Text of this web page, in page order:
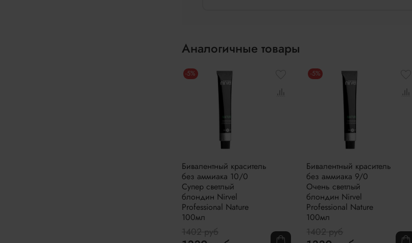
Аналогичные товары
-5%
Бивалентный краситель
без аммиака 10/0
Супер светлый
блондин Nirvel
Professional Nature
100мл
1402 руб
-5%
Бивалентный краситель
без аммиака 9/0
Очень светлый
блондин Nirvel
Professional Nature
100мл
1402 руб